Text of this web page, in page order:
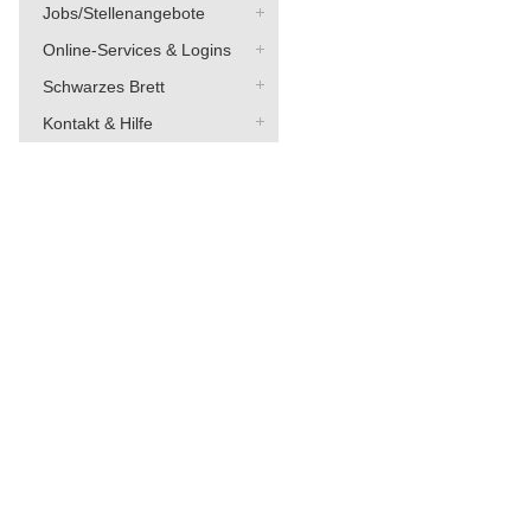
Jobs/Stellenangebote
Online-Services & Logins
Schwarzes Brett
Kontakt & Hilfe